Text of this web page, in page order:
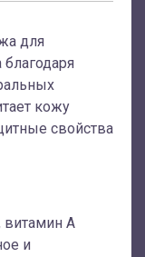
для
кожу
свойства
витамин А
и